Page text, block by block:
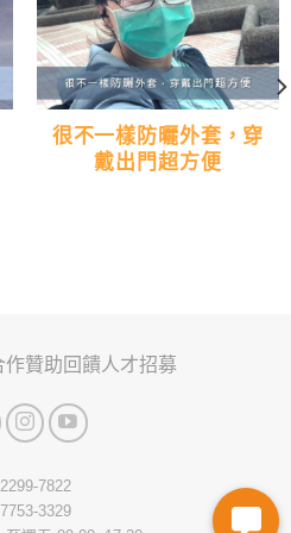
很不一樣防曬外套，穿
戴出門超方便
作贊助回饋人才招募
7822
3329